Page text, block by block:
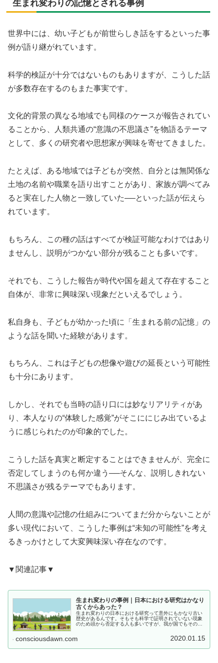
生まれ変わりの記憶とされる事例
世界中には、幼い子どもが前世らしき話をするといった事
例が語り継がれています。
科学的検証が十分ではないものもありますが、こうした話
が多数存在するのもまた事実です。
文化的背景の異なる地域でも同様のケースが報告されてい
ることから、人類共通の“意識の不思議さ”を物語るテーマ
として、多くの研究者や思想家が興味を寄せてきました。
たとえば、ある地域では子どもが突然、自分とは無関係な
土地の名前や職業を語り出すことがあり、家族が調べてみ
ると実在した人物と一致していた──といった話が伝えら
れています。
もちろん、この種の話はすべてが検証可能なわけではあり
ませんし、説明がつかない部分が残ることも多いです。
それでも、こうした報告が時代や国を超えて存在すること
自体が、非常に興味深い現象だといえるでしょう。
私自身も、子どもが幼かった頃に「生まれる前の記憶」の
ような話を聞いた経験があります。
もちろん、これは子どもの想像や遊びの延長という可能性
も十分にあります。
しかし、それでも当時の語り口には妙なリアリティがあ
り、本人なりの“体験した感覚”がそこににじみ出ているよ
うに感じられたのが印象的でした。
こうした話を真実と断定することはできませんが、完全に
否定してしまうのも何か違う──そんな、説明しきれない
不思議さが残るテーマでもあります。
人間の意識や記憶の仕組みについてまだ分からないことが
多い現代において、こうした事例は“未知の可能性”を考え
るきっかけとして大変興味深い存在なのです。
▼関連記事▼
生まれ変わりの事例｜日本における研究はかなり
古くからあった？
生まれ変わりの日本における研究って意外にもかなり古い
歴史があるんです。そもそも科学で証明されていない現象
のため頭から否定する人も多いですが、我が国でもその解
consciousdawn.com 2020.01.15